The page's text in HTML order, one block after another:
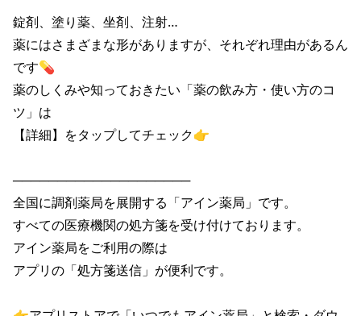
錠剤、塗り薬、坐剤、注射…
薬にはさまざまな形がありますが、それぞれ理由があるん
です💊
薬のしくみや知っておきたい「薬の飲み方・使い方のコ
ツ」は
【詳細】をタップしてチェック👉
────────────────────
全国に調剤薬局を展開する「アイン薬局」です。
すべての医療機関の処方箋を受け付けております。
アイン薬局をご利用の際は
アプリの「処方箋送信」が便利です。